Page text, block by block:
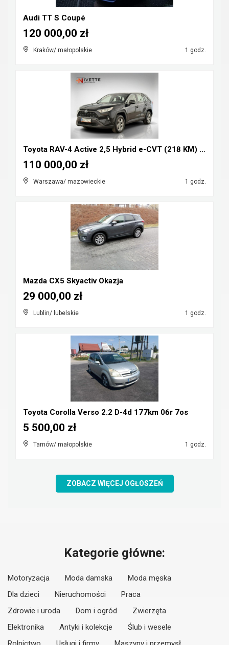
Audi TT S Coupé
Kraków/ małopolskie 1 godz.
120 000,00 zł
Toyota RAV-4 Active 2,5 Hybrid e-CVT (218 KM) Salo...
Warszawa/ mazowieckie 1 godz.
110 000,00 zł
Mazda CX5 Skyactiv Okazja
Lublin/ lubelskie 1 godz.
29 000,00 zł
Toyota Corolla Verso 2.2 D-4d 177km 06r 7os
Tarnów/ małopolskie 1 godz.
5 500,00 zł
ZOBACZ WIĘCEJ OGŁOSZEŃ
Kategorie główne:
Motoryzacja Moda damska
Moda męska
Dla dzieci
Nieruchomości
Praca
Zdrowie i uroda
Dom i ogród
Zwierzęta
Elektronika
Antyki i kolekcje
Ślub i wesele